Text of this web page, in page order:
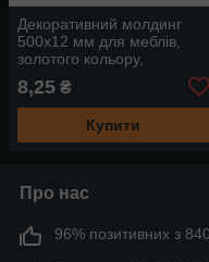
Декоративний молдинг
500х12 мм для меблів,
золотого кольору,
8,25 ₴
Купити
Про нас
96% позитивних з 840